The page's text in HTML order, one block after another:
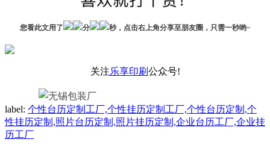
您看此文用了 分 秒，点击右上角分享至朋友圈，只需一秒哟~
关注乐享印刷公众号!
label: 个性台历定制工厂,个性挂历定制工厂,个性台历定制,个
性挂历定制,照片台历定制,照片挂历定制,企业台历工厂,企业挂
历工厂